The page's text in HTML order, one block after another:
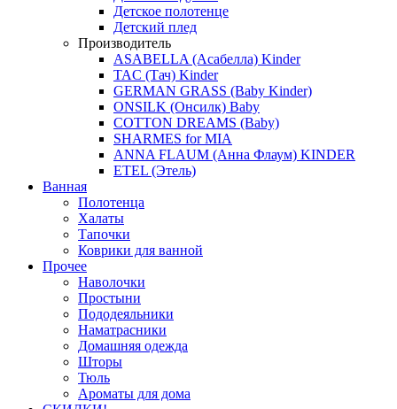
Детское полотенце
Детский плед
Производитель
ASABELLA (Асабелла) Kinder
TAC (Тач) Kinder
GERMAN GRASS (Baby Kinder)
ONSILK (Онсилк) Baby
COTTON DREAMS (Baby)
SHARMES for MIA
ANNA FLAUM (Анна Флаум) KINDER
ETEL (Этель)
Ванная
Полотенца
Халаты
Тапочки
Коврики для ванной
Прочее
Наволочки
Простыни
Пододеяльники
Наматрасники
Домашняя одежда
Шторы
Тюль
Ароматы для дома